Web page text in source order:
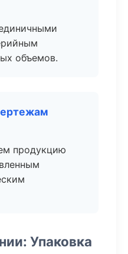
объемов.
продукцию
Упаковка